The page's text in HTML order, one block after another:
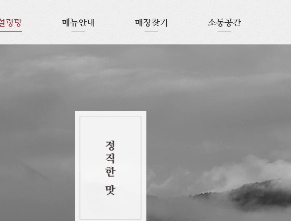
렁탕 메뉴안내 매장찾기 소통공간